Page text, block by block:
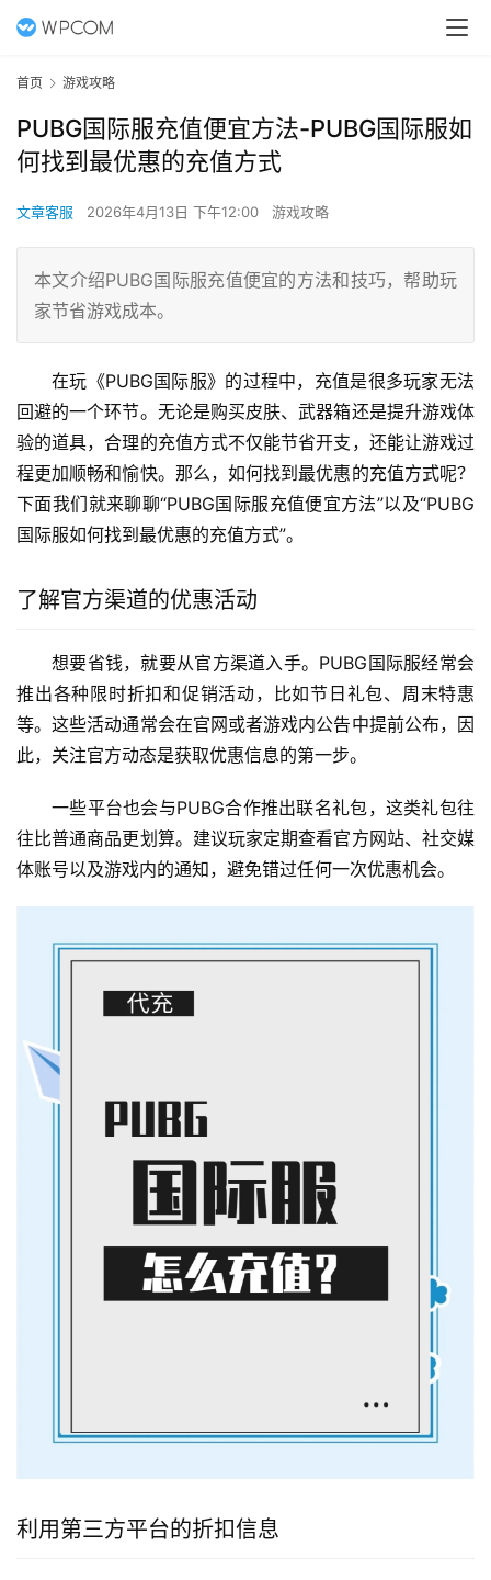
首页 游戏攻略
PUBG国际服充值便宜方法-PUBG国际服如
何找到最优惠的充值方式
文章客服 2026年4月13日 下午12:00 游戏攻略
本文介绍PUBG国际服充值便宜的方法和技巧，帮助玩
家节省游戏成本。
在玩《PUBG国际服》的过程中，充值是很多玩家无法
回避的一个环节。无论是购买皮肤、武器箱还是提升游戏体
验的道具，合理的充值方式不仅能节省开支，还能让游戏过
程更加顺畅和愉快。那么，如何找到最优惠的充值方式呢？
下面我们就来聊聊“PUBG国际服充值便宜方法”以及“PUBG
国际服如何找到最优惠的充值方式”。
了解官方渠道的优惠活动
想要省钱，就要从官方渠道入手。PUBG国际服经常会
推出各种限时折扣和促销活动，比如节日礼包、周末特惠
等。这些活动通常会在官网或者游戏内公告中提前公布，因
此，关注官方动态是获取优惠信息的第一步。
一些平台也会与PUBG合作推出联名礼包，这类礼包往
往比普通商品更划算。建议玩家定期查看官方网站、社交媒
体账号以及游戏内的通知，避免错过任何一次优惠机会。
利用第三方平台的折扣信息